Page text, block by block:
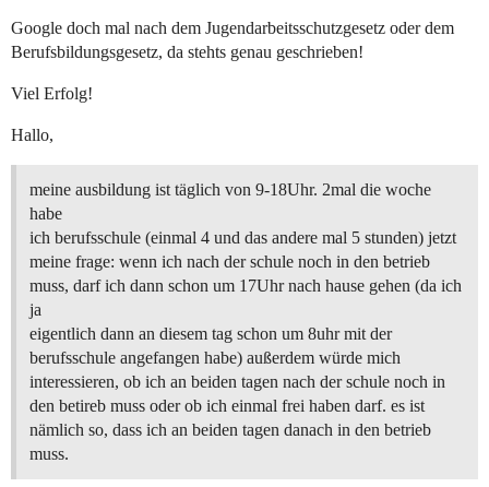
Google doch mal nach dem Jugendarbeitsschutzgesetz oder dem
Berufsbildungsgesetz, da stehts genau geschrieben!
Viel Erfolg!
Hallo,
meine ausbildung ist täglich von 9-18Uhr. 2mal die woche
habe
ich berufsschule (einmal 4 und das andere mal 5 stunden) jetzt
meine frage: wenn ich nach der schule noch in den betrieb
muss, darf ich dann schon um 17Uhr nach hause gehen (da ich
ja
eigentlich dann an diesem tag schon um 8uhr mit der
berufsschule angefangen habe) außerdem würde mich
interessieren, ob ich an beiden tagen nach der schule noch in
den betireb muss oder ob ich einmal frei haben darf. es ist
nämlich so, dass ich an beiden tagen danach in den betrieb
muss.